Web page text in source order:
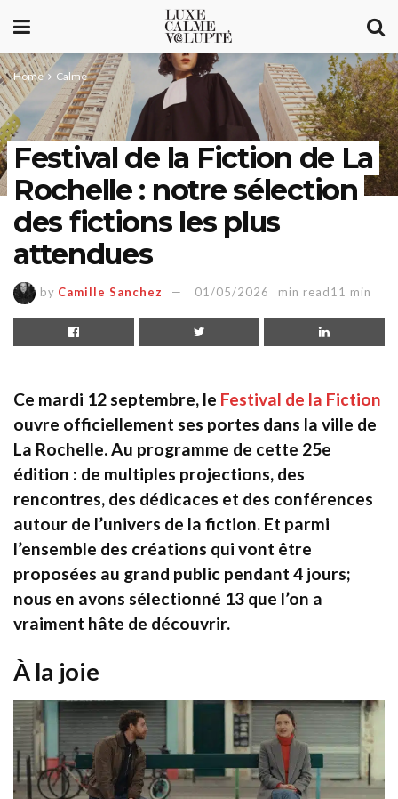
Home Calme
Festival de la Fiction de La
Rochelle : notre sélection
des fictions les plus
attendues
by Camille Sanchez 01/05/2026 min read11 min
Ce mardi 12 septembre, le Festival de la Fiction
ouvre officiellement ses portes dans la ville de
La Rochelle. Au programme de cette 25e
édition : de multiples projections, des
rencontres, des dédicaces et des conférences
autour de l’univers de la fiction. Et parmi
l’ensemble des créations qui vont être
proposées au grand public pendant 4 jours;
nous en avons sélectionné 13 que l’on a
vraiment hâte de découvrir.
À la joie